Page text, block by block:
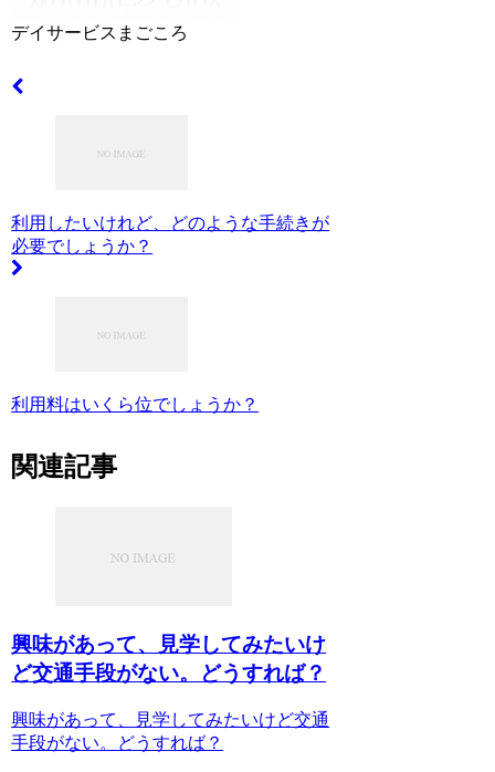
デイサービスまごころ
利用したいけれど、どのような手続きが
必要でしょうか？
利用料はいくら位でしょうか？
関連記事
興味があって、見学してみたいけ
ど交通手段がない。どうすれば？
興味があって、見学してみたいけど交通
手段がない。どうすれば？